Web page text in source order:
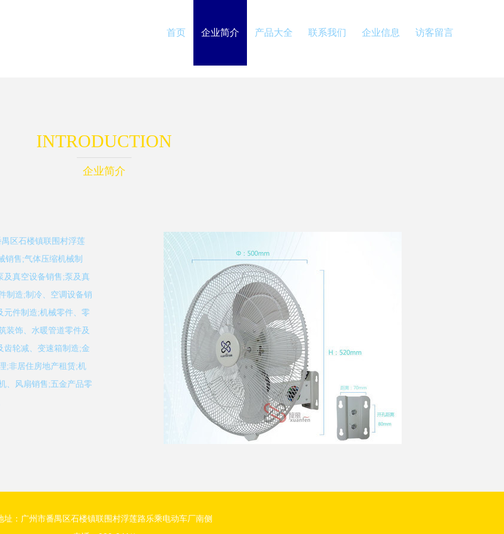
首页 企业简介 产品大全 联系我们 企业信息 访客留言
INTRODUCTION
企业简介
区石楼镇联围村浮莲
销售;气体压缩机械制
及真空设备销售;泵及真
制造;制冷、空调设备销
元件制造;机械零件、零
装饰、水暖管道零件及
齿轮减、变速箱制造;金
;非居住房地产租赁;机
、风扇销售;五金产品零
址：广州市番禺区石楼镇联围村浮莲路乐乘电动车厂南侧